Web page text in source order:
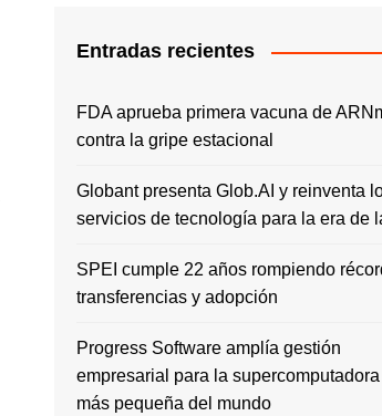
Entradas recientes
FDA aprueba primera vacuna de
contra la gripe estacional
Globant presenta Glob.AI y reinventa
servicios de tecnología para la era de
SPEI cumple 22 años rompiendo
transferencias y adopción
Progress Software amplía gestión
empresarial para la supercomputadora
más pequeña del mundo